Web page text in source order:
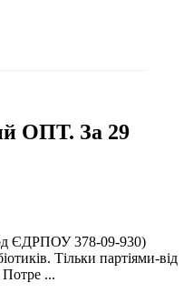
ОПТ. За 29
ЄДРПОУ 378-09-930)
Тільки партіями-від
Потре ...